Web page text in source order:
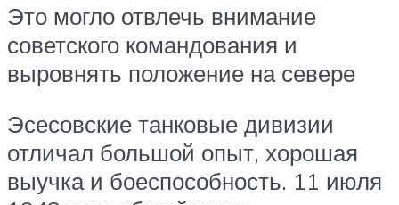
Это могло отвлечь внимание
советского командования и
выровнять положение на севере
Эсесовские танковые дивизии
отличал большой опыт, хорошая
выучка и боеспособность. 11 июля